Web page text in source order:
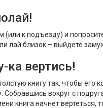
(или к подъезду) и
лай близок – выйдете
ка вертись!
книгу так, чтобы его
Собравшись вокруг с
книга начнет вертеться,